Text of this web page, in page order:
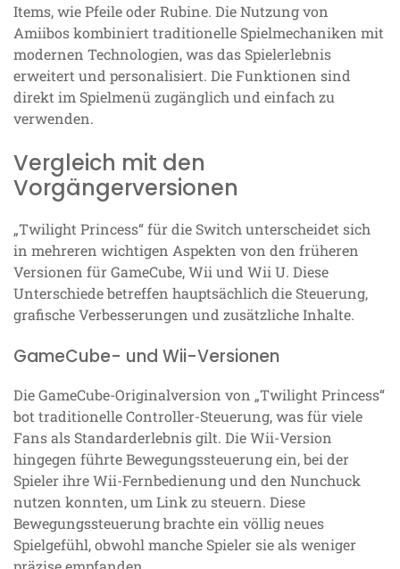
Items, wie Pfeile oder Rubine. Die Nutzung von
Amiibos kombiniert traditionelle Spielmechaniken mit
modernen Technologien, was das Spielerlebnis
erweitert und personalisiert. Die Funktionen sind
direkt im Spielmenü zugänglich und einfach zu
verwenden.
Vergleich mit den
Vorgängerversionen
„Twilight Princess“ für die Switch unterscheidet sich
in mehreren wichtigen Aspekten von den früheren
Versionen für GameCube, Wii und Wii U. Diese
Unterschiede betreffen hauptsächlich die Steuerung,
grafische Verbesserungen und zusätzliche Inhalte.
GameCube- und Wii-Versionen
Die GameCube-Originalversion von „Twilight Princess“
bot traditionelle Controller-Steuerung, was für viele
Fans als Standarderlebnis gilt. Die Wii-Version
hingegen führte Bewegungssteuerung ein, bei der
Spieler ihre Wii-Fernbedienung und den Nunchuck
nutzen konnten, um Link zu steuern. Diese
Bewegungssteuerung brachte ein völlig neues
Spielgefühl, obwohl manche Spieler sie als weniger